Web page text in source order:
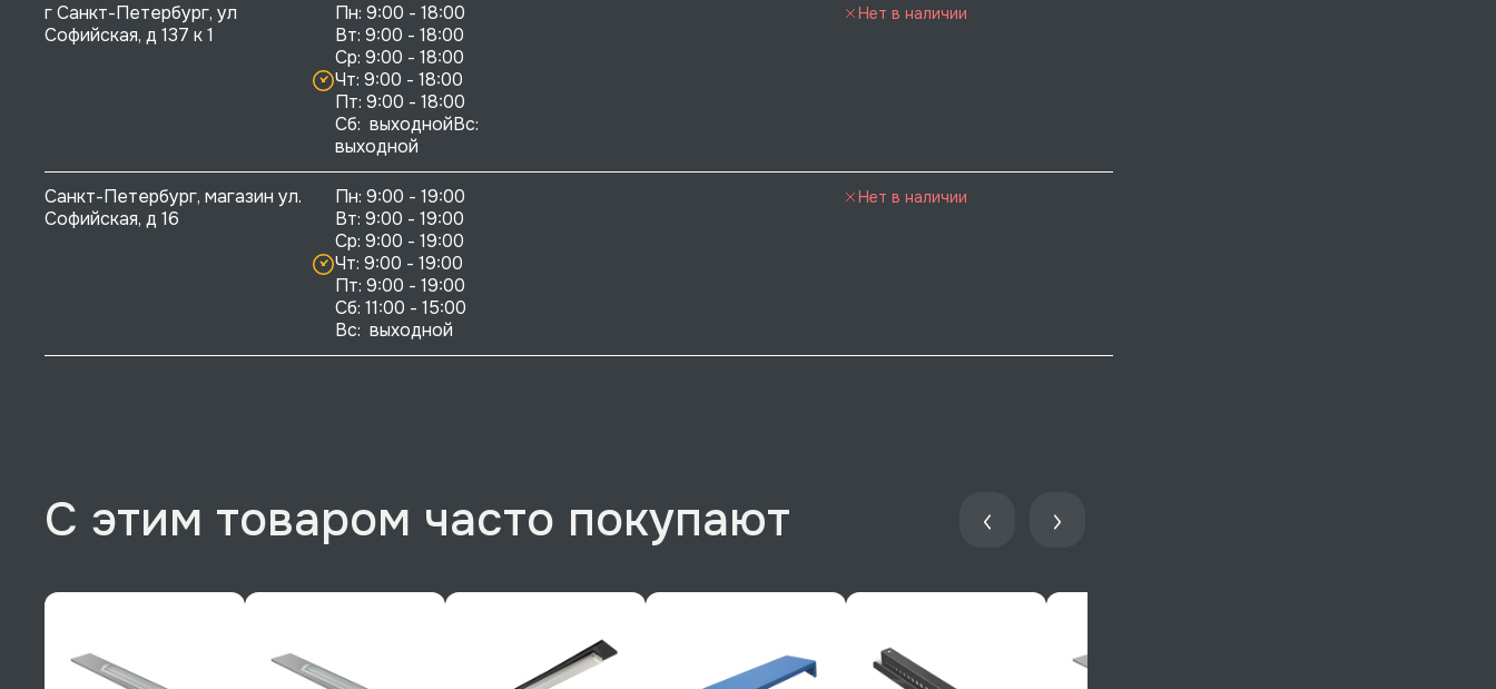
г Санкт-Петербург, ул
Софийская, д 137 к 1
Пн: 9:00 - 18:00
Вт: 9:00 - 18:00
Ср: 9:00 - 18:00
Чт: 9:00 - 18:00
Пт: 9:00 - 18:00
Сб:  выходнойВс:
выходной
Нет в наличии
Санкт-Петербург, магазин ул.
Софийская, д 16
Пн: 9:00 - 19:00
Вт: 9:00 - 19:00
Ср: 9:00 - 19:00
Чт: 9:00 - 19:00
Пт: 9:00 - 19:00
Сб: 11:00 - 15:00
Вс:  выходной
Нет в наличии
С этим товаром часто покупают